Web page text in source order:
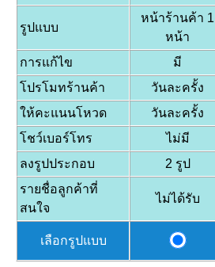
รูปแบบ
หน้าร้านค้า 1
หน้า
การแก้ไข
มี
โปรโมทร้านค้า
วันละครั้ง
ให้คะแนนโหวด
วันละครั้ง
โชว์เบอร์โทร
ไม่มี
ลงรูปประกอบ
2 รูป
รายชื่อลูกค้าที่
สนใจ
ไม่ได้รับ
เลือกรูปแบบ